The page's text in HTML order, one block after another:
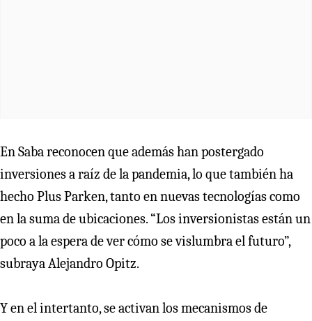
En Saba reconocen que además han postergado
inversiones a raíz de la pandemia, lo que también ha
hecho Plus Parken, tanto en nuevas tecnologías como
en la suma de ubicaciones. “Los inversionistas están un
poco a la espera de ver cómo se vislumbra el futuro”,
subraya Alejandro Opitz.
Y en el intertanto, se activan los mecanismos de